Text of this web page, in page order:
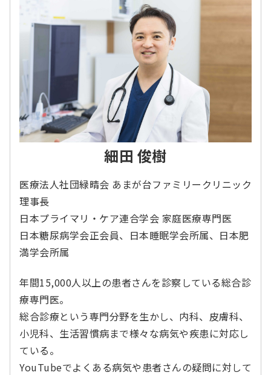
細田 俊樹
医療法人社団緑晴会 あまが台ファミリークリニック
理事長
日本プライマリ・ケア連合学会 家庭医療専門医
日本糖尿病学会正会員、日本睡眠学会所属、日本肥
満学会所属
年間15,000人以上の患者さんを診察している総合診
療専門医。
総合診療という専門分野を生かし、内科、皮膚科、
小児科、生活習慣病まで様々な病気や疾患に対応し
ている。
YouTubeでよくある病気や患者さんの疑問に対して